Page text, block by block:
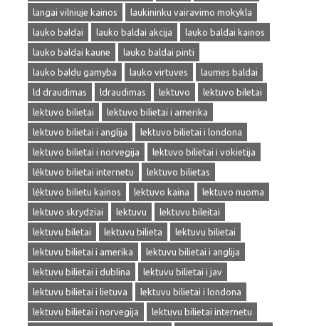
langai vilniuje kainos
laukininku vairavimo mokykla
lauko baldai
lauko baldai akcija
lauko baldai kainos
lauko baldai kaune
lauko baldai pinti
lauko baldu gamyba
lauko virtuves
laumes baldai
ld draudimas
ldraudimas lektuvo
lektuvo biletai
lektuvo bilietai
lektuvo bilietai i amerika
lektuvo bilietai i anglija
lektuvo bilietai i londona
lektuvo bilietai i norvegija
lektuvo bilietai i vokietija
lėktuvo bilietai internetu
lektuvo bilietas
lėktuvo bilietu kainos
lektuvo kaina
lektuvo nuoma
lektuvo skrydziai
lektuvu
lektuvu bileitai
lektuvu biletai
lektuvu bilieta
lektuvu bilietai
lektuvu bilietai i amerika
lektuvu bilietai i anglija
lektuvu bilietai i dublina
lektuvu bilietai i jav
lektuvu bilietai i lietuva
lektuvu bilietai i londona
lektuvu bilietai i norvegija
lektuvu bilietai internetu